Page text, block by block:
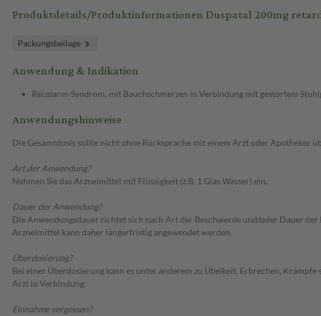
Produktdetails/Produktinformationen Duspatal 200mg
Packungsbeilage
Anwendung & Indikation
Reizdarm-Syndrom, mit Bauchschmerzen in Verbindung mit gestörtem
Anwendungshinweise
Die Gesamtdosis sollte nicht ohne Rücksprache mit einem Arzt oder Apotheker
Art der Anwendung?
Nehmen Sie das Arzneimittel mit Flüssigkeit (z.B. 1 Glas Wasser) ein.
Dauer der Anwendung?
Die Anwendungsdauer richtet sich nach Art der Beschwerde und/oder Dauer
Arzneimittel kann daher längerfristig angewendet werden.
Überdosierung?
Bei einer Überdosierung kann es unter anderem zu Übelkeit, Erbrechen,
Arzt in Verbindung.
Einnahme vergessen?